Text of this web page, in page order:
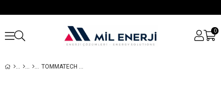
0
TOMMATECH 20KW ISI POMPASI